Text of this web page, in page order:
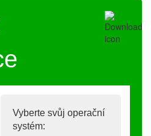
Vyberte svůj operační
systém: